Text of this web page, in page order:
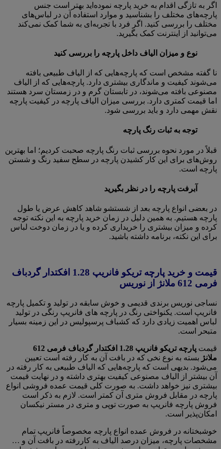
اگر به تازگی اقدام به خرید پارچه نموده‌اید بهتر است جنس
پارچه‌های مختلف را بشناسید و موارد استفاده آن در لباس‌های
مختلف را بررسی کنید. اگر فرد با تجربه‌ای به شما کمک نمی‌کند
می‌توانید از اینترنت کمک بگیرید.
نوع و میزان الیاف داخل پارچه را بررسی کنید
نا گفته مشخص است که پارچه‌هایی که از الیاف طبیعی بافته
می‌شوند کیفیت و ماندگاری بیشتری دارد. پارچه‌هایی که از الیاف
مصنوعی بافته می‌شوند، در تابستان گرم و در زمستان سرد هستند
اما قیمت کمتری دارد. بررسی میزان الیاف پارچه در کیفیت پارچه
نقش مهمی دارد و باید بررسی شود.
توجه به ثبات رنگ پارچه
قبلاً در مورد نحوه بررسی ثبات رنگ پارچه صحبت کردیم؛ اما بهترین
روش‌های برای این کار کشیدن پارچه در سطح سفید رنگ و شستن
پارچه است.
آبرفت پارچه را در نظر بگیرید
در بعضی انواع پارچه بعد از شستشو شاهد کاهش عرض یا طول
پارچه هستیم. به همین دلیل در زمان خرید پارچه به این نکته توجه
کرده و میزان بیشتری را خریداری کرده و یا در زمان دوخت لباس
برای این نکته، برنامه داشته باشید.
قیمت و خرید پارچه تریکو فانریپ 1.28 افکتدار گردباف
فرمی 612 ملانژ از نوریس
نساجی نوریس برندی قدیمی و خوش سابقه در تولید و تکمیل پارچه
فانریپ است. یکنواختی رنگ در پارچه های فانریپ رنگی در تولید
لباس اهمیت زیادی دارد که کشباف پرسپولیس در این زمینه بسیار
متبحر است.
قیمت
پارچه تریکو فانریپ 1.28 افکتدار گردباف فرمی 612
ملانژ بسته به نوع نخی که در بافت آن به کار رفته است تعیین
می‌شود. بدیهی است که پارچه‌هایی که الیاف طبیعی به کار رفته در
آن بیشتر از الیاف مصنوعی کیفیت بهتری داشته و در نهایت قیمت
بیشتری نیز خواهد داشت. به صورت کلی قیمت عمده فروشی انواع
پارچه در مقابل فروش متری آن کمتر است. لازم به ذکر است
فروش پارچه فانریپ به صورت توپی و متری در مستر نیکسان
امکان‌پذیر است.
خوشبختانه در فروش عمده انواع پارچه مخصوصاً فانریپ تمام
مشخصات پارچه، میزان درصد الیاف به کاررفته در بافت آن و …